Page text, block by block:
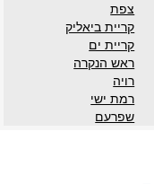
צפת
קריית ביאליק
קריית ים
ראש הנקרה
רויה
רמת ישי
שפרעם